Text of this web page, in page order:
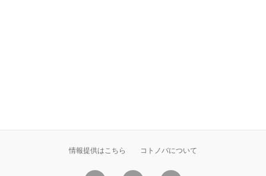
情報提供はこちら コトノバについて